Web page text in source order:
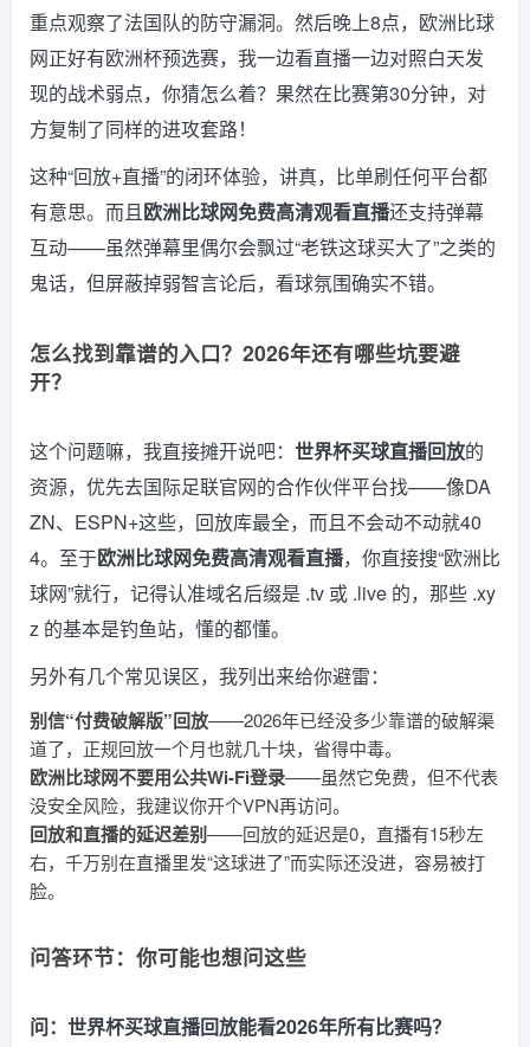
重点观察了法国队的防守漏洞。然后晚上8点，欧洲比球
网正好有欧洲杯预选赛，我一边看直播一边对照白天发
现的战术弱点，你猜怎么着？果然在比赛第30分钟，对
方复制了同样的进攻套路！
这种“回放+直播”的闭环体验，讲真，比单刷任何平台都
有意思。而且欧洲比球网免费高清观看直播还支持弹幕
互动——虽然弹幕里偶尔会飘过“老铁这球买大了”之类的
鬼话，但屏蔽掉弱智言论后，看球氛围确实不错。
怎么找到靠谱的入口？2026年还有哪些坑要避
开？
这个问题嘛，我直接摊开说吧： 世界杯买球直播回放的
资源，优先去国际足联官网的合作伙伴平台找——像DA
ZN、ESPN+这些，回放库最全，而且不会动不动就40
4。至于欧洲比球网免费高清观看直播，你直接搜“欧洲比
球网”就行，记得认准域名后缀是 .tv 或 .live 的，那些 .xy
z 的基本是钓鱼站，懂的都懂。
另外有几个常见误区，我列出来给你避雷：
别信“付费破解版”回放——2026年已经没多少靠谱的破解渠
道了，正规回放一个月也就几十块，省得中毒。
欧洲比球网不要用公共Wi-Fi登录——虽然它免费，但不代表
没安全风险，我建议你开个VPN再访问。
回放和直播的延迟差别——回放的延迟是0，直播有15秒左
右，千万别在直播里发“这球进了”而实际还没进，容易被打
脸。
问答环节：你可能也想问这些
问：世界杯买球直播回放能看2026年所有比赛吗？